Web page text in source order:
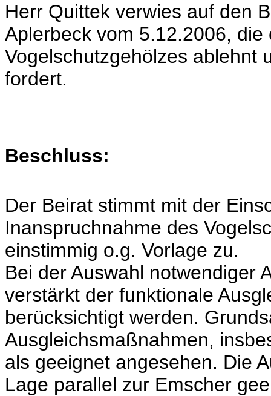
Herr Quittek verwies auf den
Aplerbeck vom 5.12.2006,
Vogelschutzgehölzes ablehnt
fordert.
Beschluss:
Der Beirat stimmt mit der
Inanspruchnahme des
einstimmig o.g. Vorlage zu.
Bei der Auswahl notwendiger
verstärkt der funktionale
berücksichtigt werden.
Ausgleichsmaßnahmen,
als geeignet angesehen. Die
Lage parallel zur Emscher